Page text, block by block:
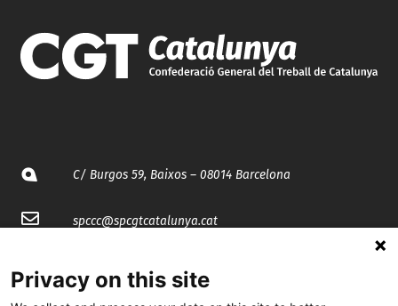
C/ Burgos 59, Baixos – 08014 Barcelona
spccc@spcgtcatalunya.cat
Privacy on this site